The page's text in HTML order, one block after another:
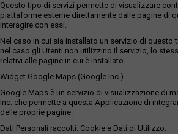
Questo tipo di servizi permette di visualizzare
piattaforme esterne direttamente dalle pagine di
interagire con essi.
Nel caso in cui sia installato un servizio di questo
nel caso gli Utenti non utilizzino il servizio, lo
relativi alle pagine in cui è installato.
Widget Google Maps (Google Inc.)
Google Maps è un servizio di visualizzazione di
Inc. che permette a questa Applicazione di
delle proprie pagine.
Dati Personali raccolti: Cookie e Dati di Utilizzo.